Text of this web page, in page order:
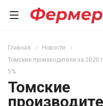
Главная
Новости
Томские производители за 2020
5%
Томские